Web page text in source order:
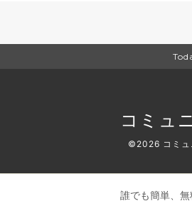
コミュ
©2026 コミ
誰でも簡単、